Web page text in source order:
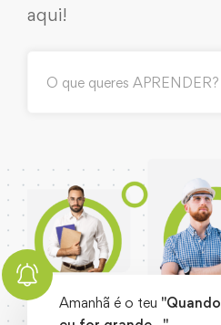
aqui!
Amanhã é o teu "Quando